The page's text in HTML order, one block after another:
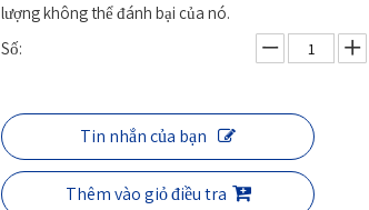
lượng không thể đánh bại của nó.
Số:
Tin nhắn của bạn
Thêm vào giỏ điều tra